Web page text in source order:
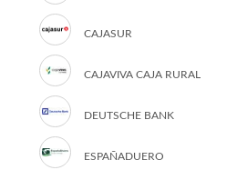
CAJASUR
CAJAVIVA CAJA RURAL
DEUTSCHE BANK
ESPAÑADUERO